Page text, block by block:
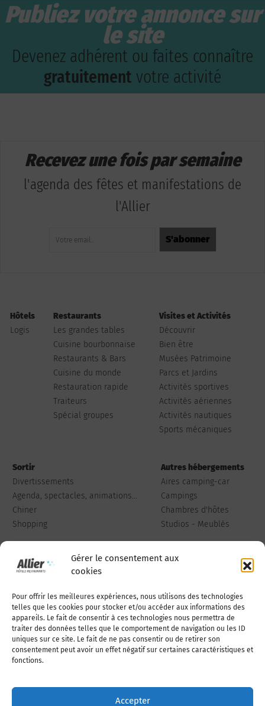
Gérer le consentement aux
cookies
Pour offrir les meilleures expériences, nous utilisons des technologies
telles que les cookies pour stocker et/ou accéder aux informations des
appareils. Le fait de consentir à ces technologies nous permettra de
traiter des données telles que le comportement de navigation ou les ID
uniques sur ce site. Le fait de ne pas consentir ou de retirer son
consentement peut avoir un effet négatif sur certaines caractéristiques et
fonctions.
Accepter
Publiez votre annonce sur
le site
Devenez adhérent ou faites connaître
gratuitement votre activité
Recevez une fois par semaine
l'agenda des fêtes et manifestations de
l'Allier
Hôtels
Logis
Restaurants
Les grandes tables
Cuisine bourbonnaise
Restaurants & Bars
Cuisine du monde
Restauration rapide
Traiteurs
Spécial groupes
Visites et Activités
Découvrir
Bien être
Musées Patrimoine
Parcs et Jardins
Activités sportives
Activités aériennes
Activités nautiques
Sports mécaniques
Sortir
Divertissements
Agenda, spectacles, animations...
Chiner
Shopping
Autres hébergements
Aires camping-car
Campings
Chambres d'hôtes
Studios - Meublés
Qui sommes-nous Publiez votre annonce
Adhérer à l’association Nous contacter